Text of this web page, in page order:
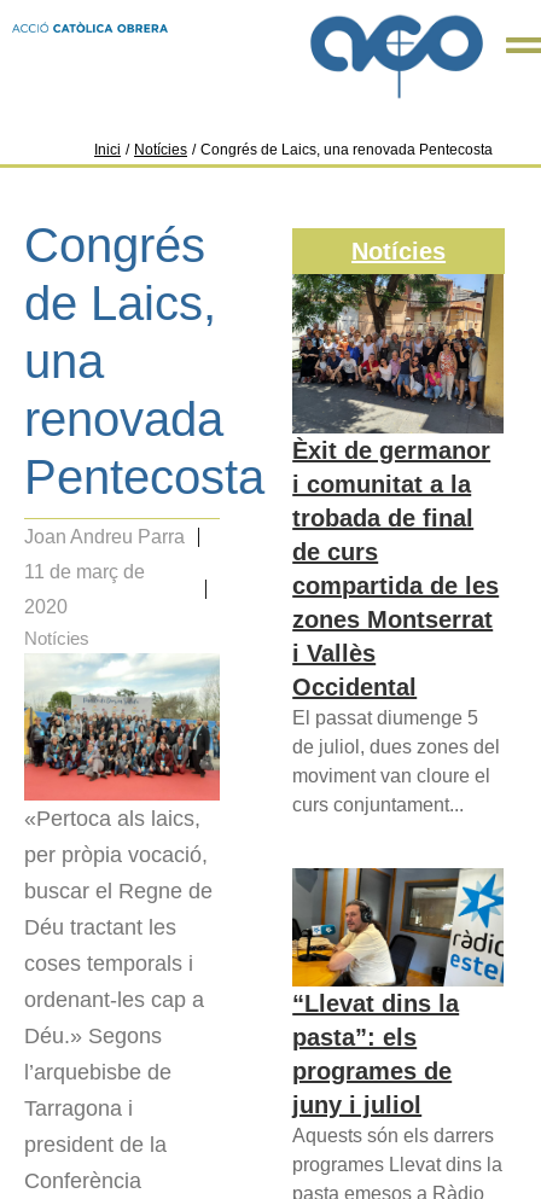
Inici / Notícies / Congrés de Laics, una renovada Pentecosta
Congrés
de Laics,
una
renovada
Pentecosta
Joan Andreu Parra
11 de març de
2020
Notícies
«Pertoca als laics,
per pròpia vocació,
buscar el Regne de
Déu tractant les
coses temporals i
ordenant-les cap a
Déu.» Segons
l’arquebisbe de
Tarragona i
president de la
Conferència
Notícies
Èxit de germanor
i comunitat a la
trobada de final
de curs
compartida de les
zones Montserrat
i Vallès
Occidental
El passat diumenge 5
de juliol, dues zones del
moviment van cloure el
curs conjuntament...
“Llevat dins la
pasta”: els
programes de
juny i juliol
Aquests són els darrers
programes Llevat dins la
pasta emesos a Ràdio